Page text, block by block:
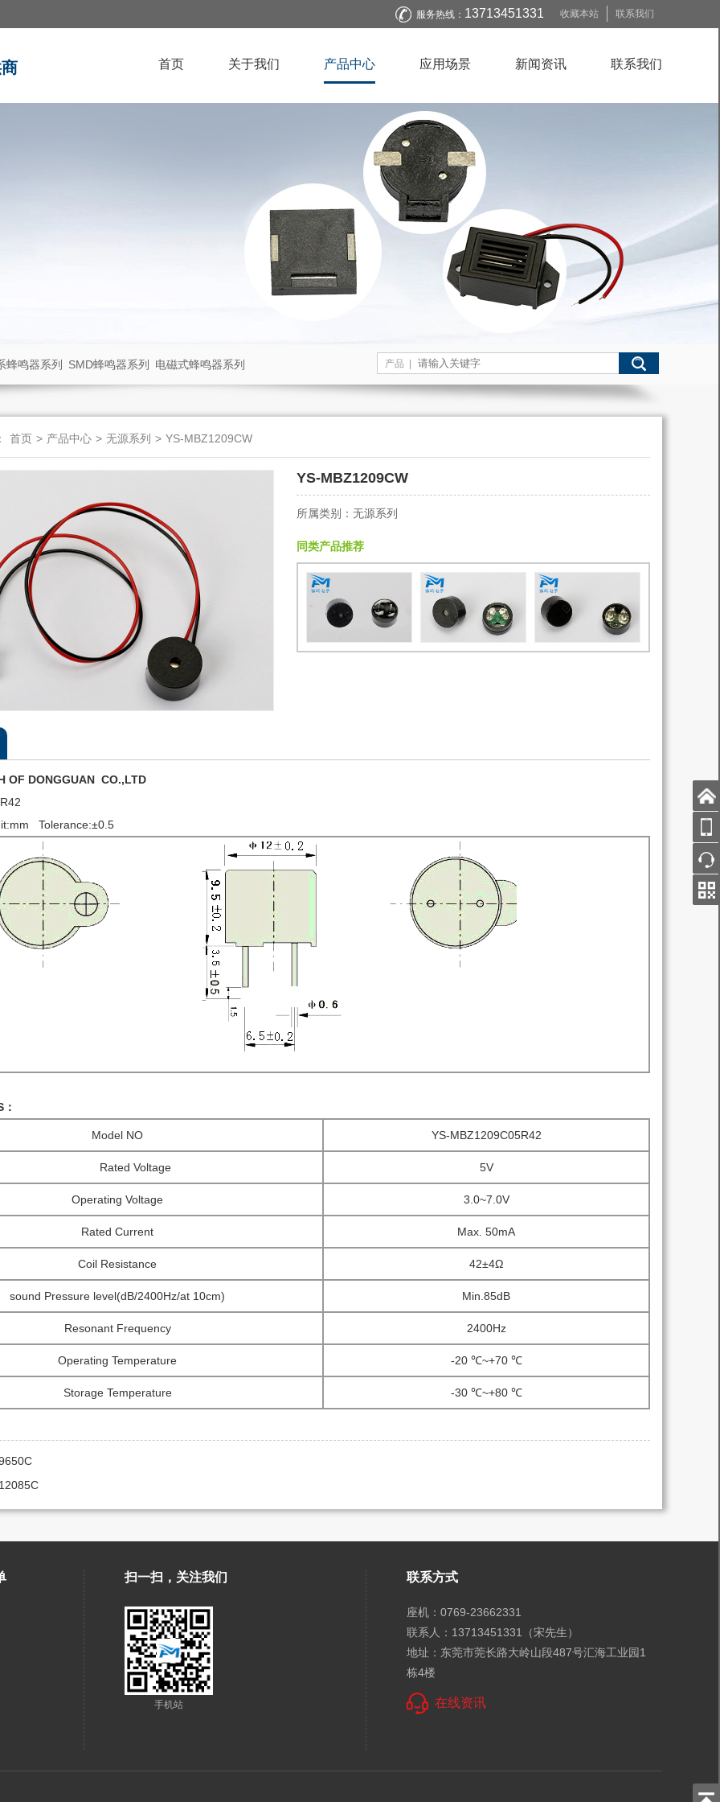
服务热线： 13713451331 收藏本站 联系我们
首页 关于我们 产品中心 应用场景 新闻资讯 联系我们
蜂鸣器系列 SMD蜂鸣器系列 电磁式蜂鸣器系列 产品 |
首页 > 产品中心 > 无源系列 > YS-MBZ1209CW
YS-MBZ1209CW
所属类别：无源系列
同类产品推荐
OF DONGGUAN CO.,LTD
Tolerance:±0.5
Model NO YS-MBZ1209C05R42
Rated Voltage 5V
Operating Voltage 3.0~7.0V
Rated Current Max. 50mA
Coil Resistance 42±4Ω
sound Pressure level(dB/2400Hz/at 10cm) Min.85dB
Resonant Frequency 2400Hz
Operating Temperature -20 ℃~+70 ℃
Storage Temperature -30 ℃~+80 ℃
扫一扫，关注我们
手机站
联系方式
座机：0769-23662331
联系人：13713451331（宋先生）
地址：东莞市莞长路大岭山段487号汇海工业园1
栋4楼
在线资讯